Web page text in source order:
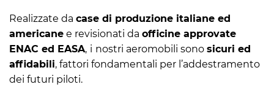
Realizzate da case di produzione italiane ed
americane e revisionati da officine approvate
ENAC ed EASA, i nostri aeromobili sono sicuri ed
affidabili, fattori fondamentali per l’addestramento
dei futuri piloti.